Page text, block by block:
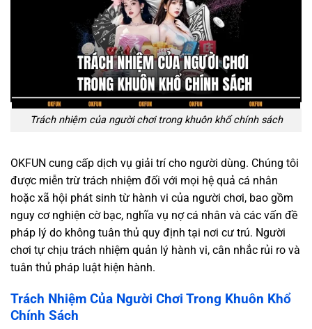
Trách nhiệm của người chơi trong khuôn khổ chính sách
OKFUN cung cấp dịch vụ giải trí cho người dùng. Chúng tôi
được miễn trừ trách nhiệm đối với mọi hệ quả cá nhân
hoặc xã hội phát sinh từ hành vi của người chơi, bao gồm
nguy cơ nghiện cờ bạc, nghĩa vụ nợ cá nhân và các vấn đề
pháp lý do không tuân thủ quy định tại nơi cư trú. Người
chơi tự chịu trách nhiệm quản lý hành vi, cân nhắc rủi ro và
tuân thủ pháp luật hiện hành.
Trách Nhiệm Của Người Chơi Trong Khuôn Khổ
Chính Sách